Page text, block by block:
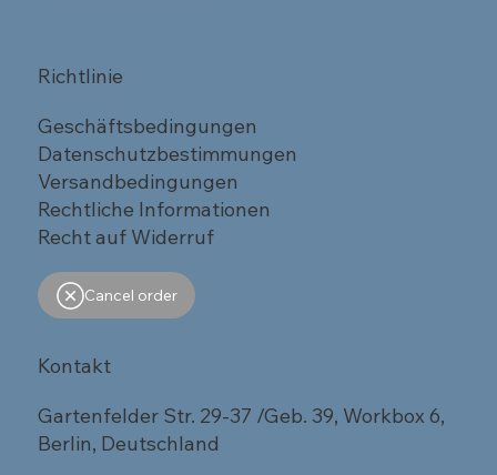
Richtlinie
Geschäftsbedingungen
Datenschutzbestimmungen
Versandbedingungen
Rechtliche Informationen
Recht auf Widerruf
Cancel order
Kontakt
Gartenfelder Str. 29-37 /Geb. 39, Workbox 6,
Berlin, Deutschland